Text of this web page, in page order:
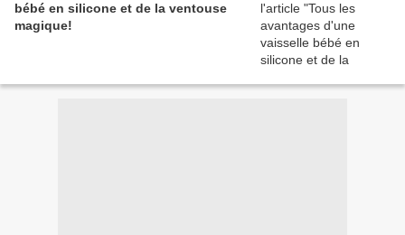
bébé en silicone et de la ventouse
magique!